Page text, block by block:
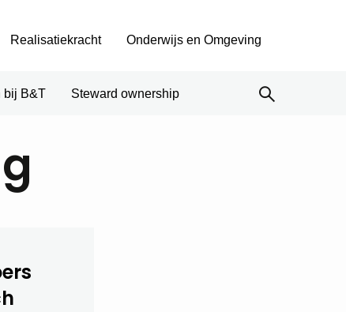
bij B&T Steward ownership
Realisatiekracht Onderwijs en Omgeving